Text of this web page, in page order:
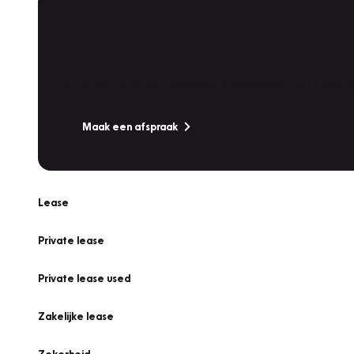
Maak een afspraak
Lease
Private lease
Private lease used
Zakelijke lease